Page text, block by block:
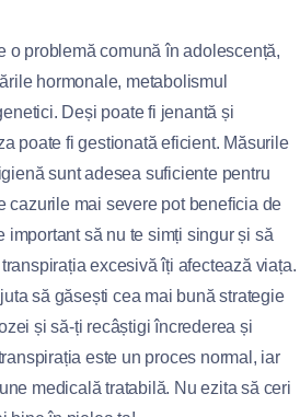
o problemă comună în adolescență,
hormonale, metabolismul
Deși poate fi jenantă și
poate fi gestionată eficient. Măsurile
sunt adesea suficiente pentru
cazurile mai severe pot beneficia de
important să nu te simți singur și să
excesivă îți afectează viața.
să găsești cea mai bună strategie
și să-ți recâștigi încrederea și
este un proces normal, iar
medicală tratabilă. Nu ezita să ceri